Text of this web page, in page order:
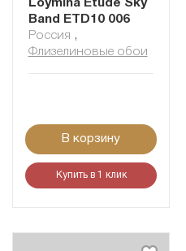
Loymina Etude Sky
Band ETD10 006
Россия ,
Флизелиновые обои
В корзину
Купить в 1 клик